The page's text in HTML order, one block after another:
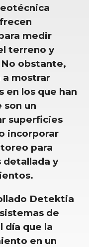
medir
terreno y
obstante,
a mostrar
en los que han
son un
superficies
incorporar
para
detallada y
Detektia
de
día que la
en un